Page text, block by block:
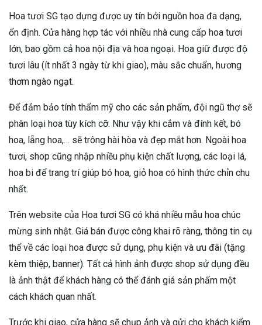
Hoa tươi SG tạo dựng được uy tín bởi nguồn hoa đa dạng,
ổn định. Cửa hàng hợp tác với nhiều nhà cung cấp hoa tươi
lớn, bao gồm cả hoa nội địa và hoa ngoại. Hoa giữ được độ
tươi lâu (ít nhất 3 ngày từ khi giao), màu sắc chuẩn, hương
thơm ngào ngạt.
Để đảm bảo tính thẩm mỹ cho các sản phẩm, đội ngũ thợ sẽ
phân loại hoa tùy kích cỡ. Như vậy khi cắm và đính kết, bó
hoa, lẵng hoa,… sẽ trông hài hòa và đẹp mắt hơn. Ngoài hoa
tươi, shop cũng nhập nhiều phụ kiện chất lượng, các loại lá,
hoa bi để trang trí giúp bó hoa, giỏ hoa có hình thức chỉn chu
nhất.
Trên website của Hoa tươi SG có khá nhiều mẫu hoa chúc
mừng sinh nhật. Giá bán được công khai rõ ràng, thông tin cụ
thể về các loại hoa được sử dụng, phụ kiện và ưu đãi (tặng
kèm thiệp, banner). Tất cả hình ảnh được shop sử dụng đều
là ảnh thật để khách hàng có thể đánh giá sản phẩm một
cách khách quan nhất.
Trước khi giao, cửa hàng sẽ chụp ảnh và gửi cho khách kiểm